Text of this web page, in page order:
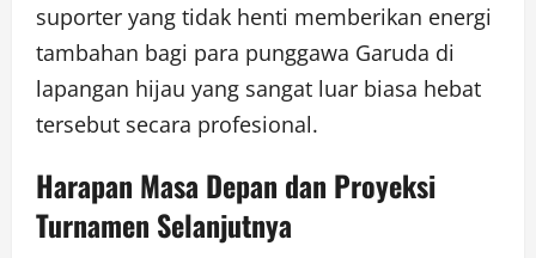
suporter yang tidak henti memberikan energi
tambahan bagi para punggawa Garuda di
lapangan hijau yang sangat luar biasa hebat
tersebut secara profesional.
Harapan Masa Depan dan Proyeksi
Turnamen Selanjutnya